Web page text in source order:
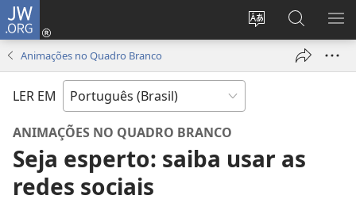
JW.ORG
Mudar
idioma
Log
janela)
Buscar
no
JW.ORG
Animações no Quadro Branco
LER EM
ANIMAÇÕES NO QUADRO BRANCO
Seja esperto: saiba usar as
redes sociais